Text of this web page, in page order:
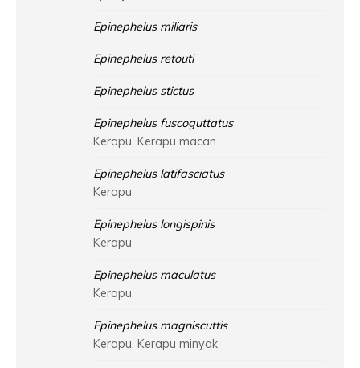
Epinephelus miliaris
Epinephelus retouti
Epinephelus stictus
Epinephelus fuscoguttatus
Kerapu, Kerapu macan
Epinephelus latifasciatus
Kerapu
Epinephelus longispinis
Kerapu
Epinephelus maculatus
Kerapu
Epinephelus magniscuttis
Kerapu, Kerapu minyak